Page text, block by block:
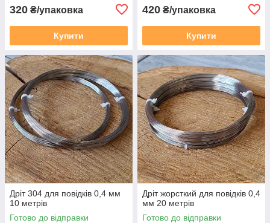
320 ₴/упаковка
Купити
420 ₴/упаковка
Купити
Дріт 304 для повідків 0,4 мм
10 метрів
Готово до відправки
Дріт жорсткий для повідків 0,4
мм 20 метрів
Готово до відправки